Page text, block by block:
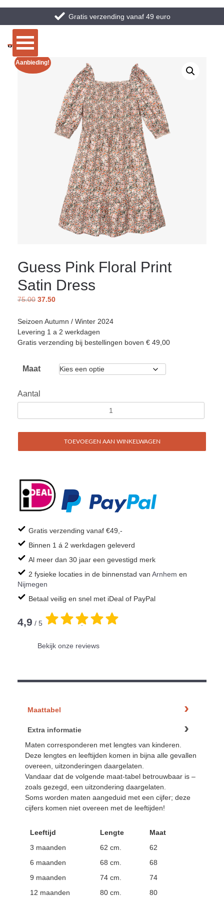
Gratis verzending vanaf 49 euro
Aanbieding!
Guess Pink Floral Print
Satin Dress
75.00 37.50
Seizoen Autumn / Winter 2024
Levering 1 a 2 werkdagen
Gratis verzending bij bestellingen boven € 49,00
Maat
Aantal
TOEVOEGEN AAN WINKELWAGEN
Gratis verzending vanaf €49,-
Binnen 1 á 2 werkdagen geleverd
Al meer dan 30 jaar een gevestigd merk
2 fysieke locaties in de binnenstad van Arnhem en
Nijmegen
Betaal veilig en snel met iDeal of PayPal
4,9 / 5 .
Bekijk onze reviews
Maattabel
Extra informatie
Maten corresponderen met lengtes van kinderen.
Deze lengtes en leeftijden komen in bijna alle gevallen
overeen, uitzonderingen daargelaten.
Vandaar dat de volgende maat-tabel betrouwbaar is –
zoals gezegd, een uitzondering daargelaten.
Soms worden maten aangeduid met een cijfer; deze
cijfers komen niet overeen met de leeftijden!
Leeftijd Lengte
Maat
3 maanden
62 cm.
62
6 maanden
68 cm.
68
9 maanden
74 cm.
74
12 maanden
80 cm. 80